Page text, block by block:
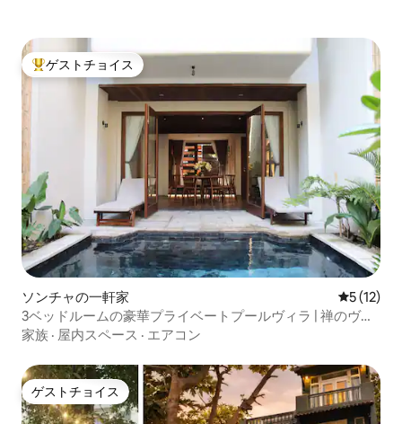
大好評のゲストチョイスです。
ゲストチョイス
ソンチャの一軒家 レビュー
5 (12)
3ベッドルームの豪華プライベートプールヴィラ | 禅のヴィ
ラ
家族 · 屋内スペース · エアコン
ゲストチョイス
ゲストチョイス